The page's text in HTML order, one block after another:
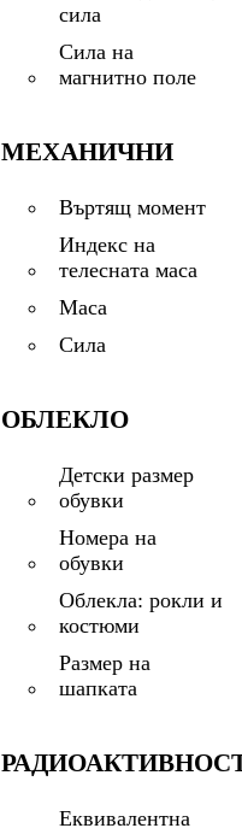
сила
Сила на
магнитно поле
МЕХАНИЧНИ
Въртящ момент
Индекс на
телесната маса
Маса
Сила
ОБЛЕКЛО
Детски размер
обувки
Номера на
обувки
Облекла: рокли и
костюми
Размер на
шапката
Еквивалентна